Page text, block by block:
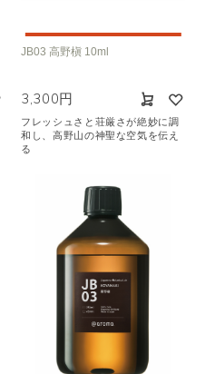
JB03 高野槇 10ml
3,300円
フレッシュさと荘厳さが絶妙に調
和し、高野山の神聖な空気を伝え
る